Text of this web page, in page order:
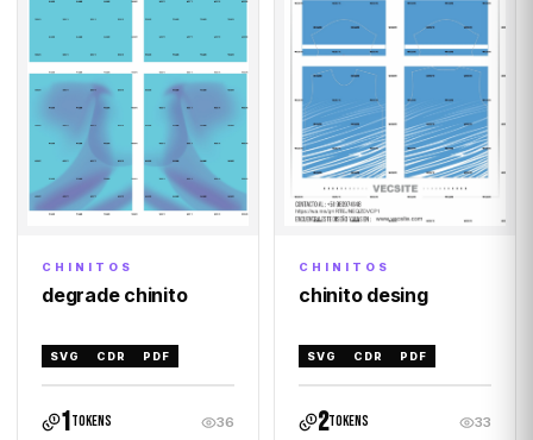
CHINITOS
degrade chinito
SVG CDR PDF
1tokens 36
CHINITOS
chinito desing
SVG CDR PDF
2tokens 33